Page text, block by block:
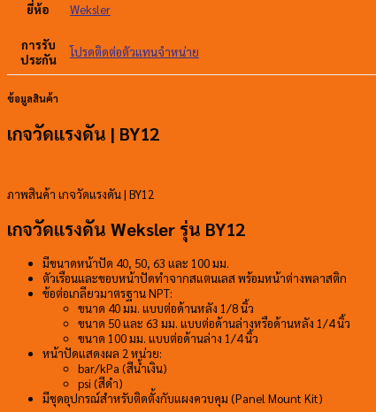
ยี่ห้อ Weksler
การรับ
ประกัน
โปรดติดต่อตัวแทนจำหน่าย
ข้อมูลสินค้า
เกจวัดแรงดัน | BY12
ภาพสินค้า เกจวัดแรงดัน | BY12
เกจวัดแรงดัน Weksler รุ่น BY12
มีขนาดหน้าปัด 40, 50, 63 และ 100 มม.
ตัวเรือนและขอบหน้าปัดทำจากสแตนเลส พร้อมหน้าต่างพลาสติก
ข้อต่อเกลียวมาตรฐาน NPT:
ขนาด 40 มม. แบบต่อด้านหลัง 1/8 นิ้ว
ขนาด 50 และ 63 มม. แบบต่อด้านล่างหรือด้านหลัง 1/4 นิ้ว
ขนาด 100 มม. แบบต่อด้านล่าง 1/4 นิ้ว
หน้าปัดแสดงผล 2 หน่วย:
bar/kPa (สีน้ำเงิน)
psi (สีดำ)
มีชุดอุปกรณ์สำหรับติดตั้งกับแผงควบคุม (Panel Mount Kit)